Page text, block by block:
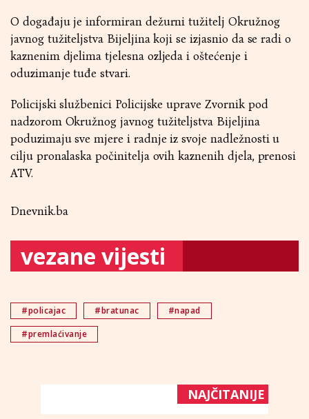
O događaju je informiran dežurni tužitelj Okružnog
javnog tužiteljstva Bijeljina koji se izjasnio da se radi o
kaznenim djelima tjelesna ozljeda i oštećenje i
oduzimanje tuđe stvari.
Policijski službenici Policijske uprave Zvornik pod
nadzorom Okružnog javnog tužiteljstva Bijeljina
poduzimaju sve mjere i radnje iz svoje nadležnosti u
cilju pronalaska počinitelja ovih kaznenih djela, prenosi
ATV.
Dnevnik.ba
vezane vijesti
#policajac #bratunac
#napad
#premlaćivanje
NAJČITANIJE